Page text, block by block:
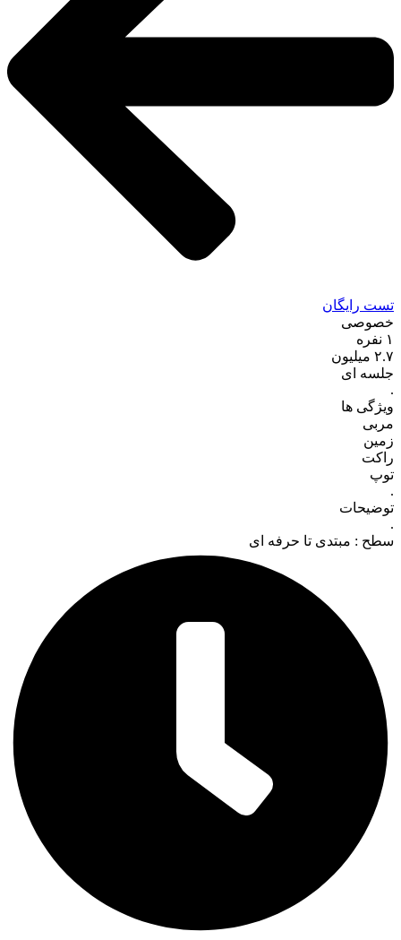
تست رایگان
خصوصی
۱ نفره
۲.۷ میلیون
جلسه ای
.
ویژگی ها
مربی
زمین
راکت
توپ
.
توضیحات
.
سطح : مبتدی تا حرفه ای